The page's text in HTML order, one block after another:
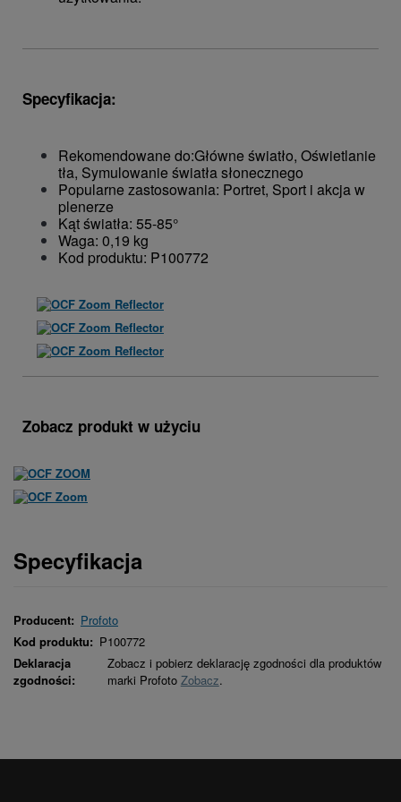
Specyfikacja:
Rekomendowane do:Główne światło, Oświetlanie
tła, Symulowanie światła słonecznego
Popularne zastosowania: Portret, Sport i akcja w
plenerze
Kąt światła: 55-85°
Waga: 0,19 kg
Kod produktu: P100772
Zobacz produkt w użyciu
Specyfikacja
Producent: Profoto
Kod produktu: P100772
Deklaracja
zgodności:
Zobacz i pobierz deklarację zgodności dla produktów
marki Profoto Zobacz.